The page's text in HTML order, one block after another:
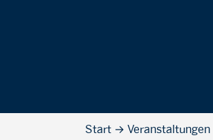
Start → Veranstaltungen